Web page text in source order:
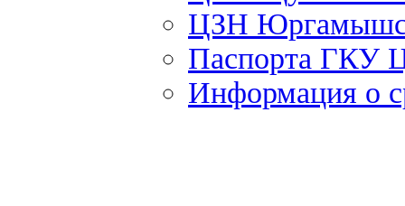
ЦЗН
Паспорта ГКУ
Информация о